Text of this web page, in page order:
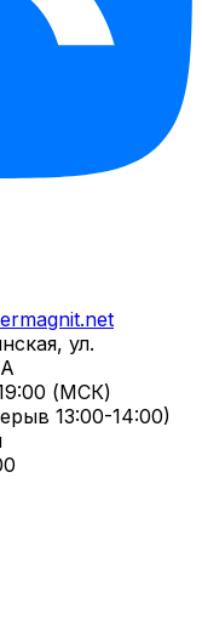
ул.
(МСК)
13:00-14:00)